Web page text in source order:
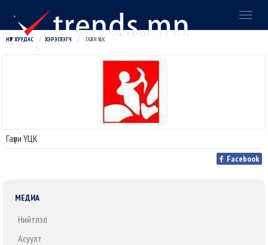
НҮҮР ХУУДАС ХЭРЭГЛЭГЧ . ГАҮЛИ ҮЦК
Гаүли ҮЦК
Facebook
МЕДИА
Нийтлэл
Асуулт